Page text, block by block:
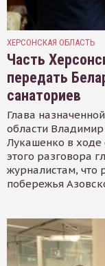
ХЕРСОНСКАЯ ОБЛАСТЬ
Часть
передать
санаториев
Глава
области
Лукашенко в ходе
этого разговора
журналистам, что
побережья